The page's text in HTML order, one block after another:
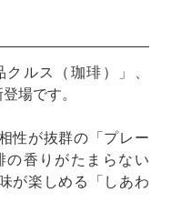
ルス（珈琲）」、
場です。
性が抜群の「プレー
の香りがたまらない
が楽しめる「しあわ